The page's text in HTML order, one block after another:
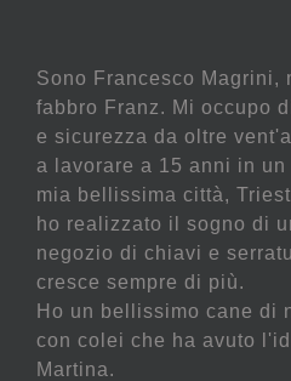
Sono Francesco Magrini,
fabbro Franz. Mi occupo
e sicurezza da oltre
a lavorare a 15 anni in
mia bellissima città,
ho realizzato il sogno di
negozio di chiavi e
cresce sempre di più.
Ho un bellissimo cane di
con colei che ha avuto
Martina.